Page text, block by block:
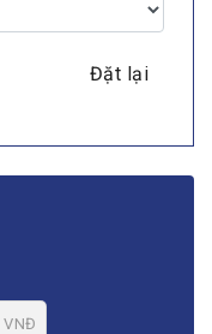
Đặt lại
VNĐ